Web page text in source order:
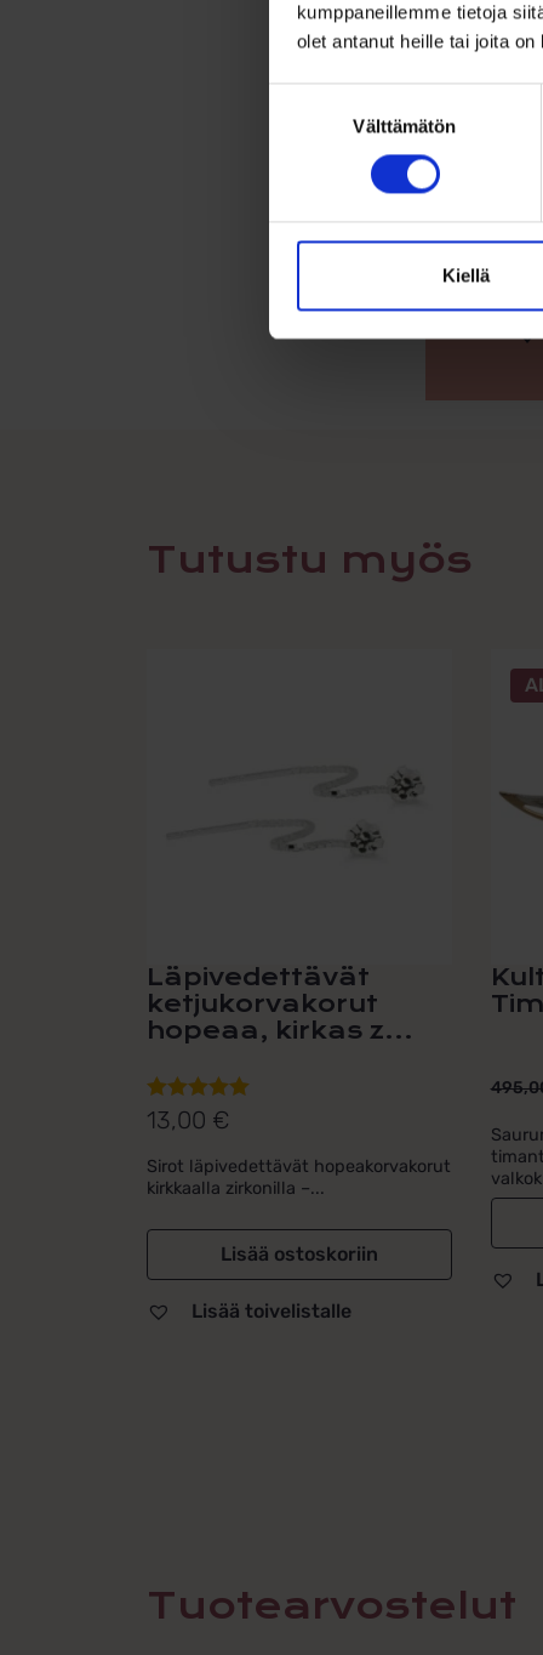
kumppaneillemme tietoja
olet antanut heille tai joita
Välttämätön
Kiellä
Tutustu myös
Läpivedettävät
ketjukorvakorut
hopeaa, kirkas z...
Arvostelu
5.00/ 5
13,00 €
Sirot läpivedettävät hopeakorvakorut
kirkkaalla zirkonilla –...
Lisää ostoskoriin
Lisää toivelistalle
oli:
on:
Tuotearvostelut